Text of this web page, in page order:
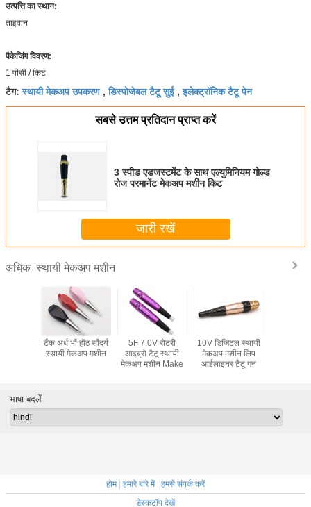
उत्पत्ति का स्थान:
ताइवान
पैकेजिंग विवरण:
1 पीसी / किट
टैग:स्थायी मेकअप उपकरण,डिस्पोजेबल टैटू सुई,इलेक्ट्रॉनिक टैटू पेन
सबसे उत्तम प्रतिदान प्राप्त करें
3 स्पीड एडजस्टमेंट के साथ एल्युमिनियम गोल्ड
रोज परमानेंट मेकअप मशीन किट
जारी रखें
अधिक स्थायी मेकअप मशीन
टैंक अर्ध भौं होंठ सौंदर्य
स्थायी मेकअप मशीन
5F 7.0V रोटरी
आइब्रो टैटू स्थायी
मेकअप मशीन Make
10V डिजिटल स्थायी
मेकअप मशीन लिप
आईलाइनर टैटू गन
भाषा बदलें
होम| हमारे बारे में| हमसे संपर्क करें
डेस्कटॉप देखें